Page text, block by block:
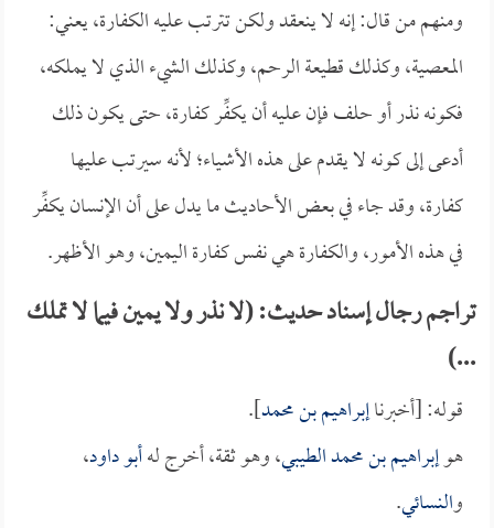
ومنهم من قال: إنه لا ينعقد ولكن تترتب عليه الكفارة، يعني:
المعصية، وكذلك قطيعة الرحم، وكذلك الشيء الذي لا يملكه،
فكونه نذر أو حلف فإن عليه أن يكفِّر كفارة، حتى يكون ذلك
أدعى إلى كونه لا يقدم على هذه الأشياء؛ لأنه سيرتب عليها
كفارة، وقد جاء في بعض الأحاديث ما يدل على أن الإنسان يكفِّر
في هذه الأمور، والكفارة هي نفس كفارة اليمين، وهو الأظهر.
تراجم رجال إسناد حديث: (لا نذر ولا يمين فيما لا تملك
...)
قوله: [أخبرناإبراهيم بن محمد].
هوإبراهيم بن محمد الطيبي، وهو ثقة، أخرج لهأبو داود،
والنسائي.